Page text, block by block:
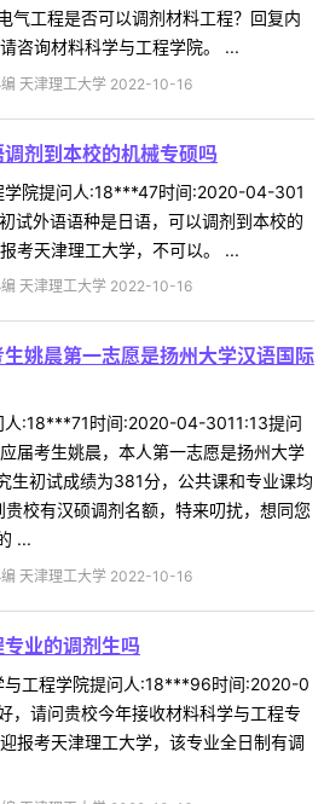
气工程是否可以调剂材料工程？回复内
咨询材料科学与工程学院。 ...
天津理工大学 2022-10-16
剂到本校的机械专硕吗
学院提问人:18***47时间:2020-04-301
试外语语种是日语，可以调剂到本校的
考天津理工大学，不可以。 ...
天津理工大学 2022-10-16
姚晨第一志愿是扬州大学汉语国际
人:18***71时间:2020-04-3011:13提问
届考生姚晨，本人第一志愿是扬州大学
生初试成绩为381分，公共课和专业课均
校有汉硕调剂名额，特来叨扰，想同您
...
天津理工大学 2022-10-16
业的调剂生吗
与工程学院提问人:18***96时间:2020-0
，请问贵校今年接收材料科学与工程专
报考天津理工大学，该专业全日制有调